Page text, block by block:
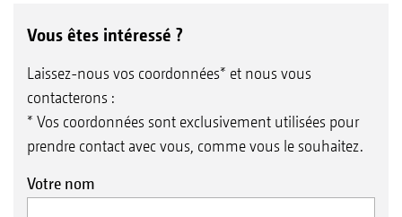
Vous êtes intéressé ?
Laissez-nous vos coordonnées* et nous vous
contacterons :
* Vos coordonnées sont exclusivement utilisées pour
prendre contact avec vous, comme vous le souhaitez.
Votre nom